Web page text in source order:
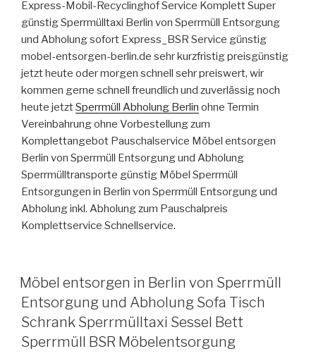
Express-Mobil-Recyclinghof Service Komplett Super
günstig Sperrmülltaxi Berlin von Sperrmüll Entsorgung
und Abholung sofort Express_BSR Service günstig
mobel-entsorgen-berlin.de sehr kurzfristig preisgünstig
jetzt heute oder morgen schnell sehr preiswert, wir
kommen gerne schnell freundlich und zuverlässig noch
heute jetztSperrmüll Abholung Berlin ohne Termin
Vereinbahrung ohne Vorbestellung zum
Komplettangebot Pauschalservice Möbel entsorgen
Berlin von Sperrmüll Entsorgung und Abholung
Sperrmülltransporte günstig Möbel Sperrmüll
Entsorgungen in Berlin von Sperrmüll Entsorgung und
Abholung inkl. Abholung zum Pauschalpreis
Komplettservice Schnellservice.
VERÖFFENTLICHT
AM
Möbel entsorgen in Berlin von Sperrmüll
Entsorgung und Abholung Sofa Tisch
Schrank Sperrmülltaxi Sessel Bett
Sperrmüll BSR Möbelentsorgung